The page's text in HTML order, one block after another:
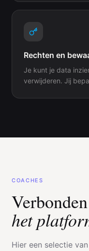
Rechten en
Je kunt je data
verwijderen. Jij
COACHES
het
Hier een selectie